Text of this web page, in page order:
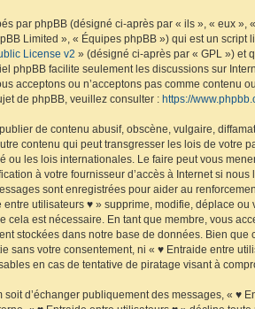
par phpBB (désigné ci-après par « ils », « eux »,
Limited », « Équipes phpBB ») qui est un script
License v2 » (désigné ci-après par « GPL ») et
phpBB facilite seulement les discussions sur
acceptons ou n’acceptons pas comme contenu
de phpBB, veuillez consulter : https://
de contenu abusif, obscène, vulgaire,
contenu qui peut transgresser les lois de votre
ou les lois internationales. Le faire peut vous
à votre fournisseur d’accès à Internet si
sont enregistrées pour aider au
utilisateurs ♥ » supprime, modifie, déplace ou
cela est nécessaire. En tant que membre, vous
stockées dans notre base de données. Bien que
sans votre consentement, ni « ♥ Entraide entre
en cas de tentative de piratage visant à
soit d’échanger publiquement des messages, « ♥